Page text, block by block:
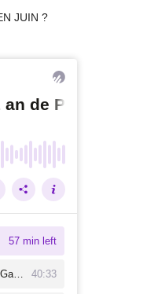
JUIN ?